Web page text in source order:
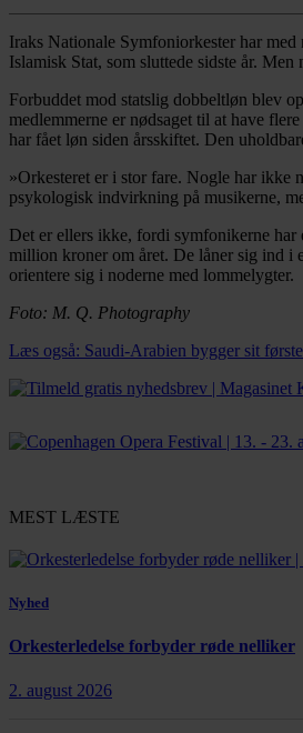
Iraks Nationale Symfoniorkester har
Islamisk Stat, som sluttede sidste år.
Forbuddet mod statslig dobbeltløn blev
medlemmerne er nødsaget til at have
har fået løn siden årsskiftet. Den
»Orkesteret er i stor fare. Nogle har ikke
psykologisk indvirkning på musikerne,
Det er ellers ikke, fordi symfonikerne har
million kroner om året. De låner sig ind i
orientere sig i noderne med lommelygter.
Foto: M. Q. Photography
Læs også: Saudi-Arabien bygger sit
MEST LÆSTE
Nyhed
Orkesterledelse forbyder røde nelliker
2. august 2026